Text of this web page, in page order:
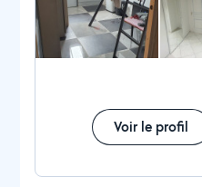
Voir le profil